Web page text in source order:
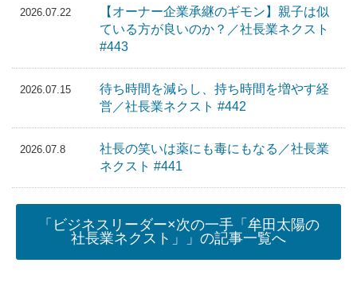
2026.07.22
【オーナー企業承継のギモン】親子は似
ている方が良いのか？／社長業ネクスト
#443
2026.07.15
待ち時間を減らし、持ち時間を増やす経
営／社長業ネクスト #442
2026.07.8
社長の笑いは薬にも毒にもなる／社長業
ネクスト #441
「ビジネスリーダー×次の一手「牟田太陽の
社長業ネクスト」」の記事一覧へ